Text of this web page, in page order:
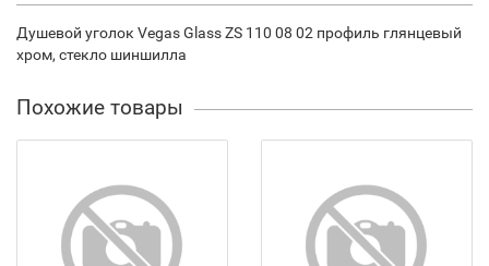
Душевой уголок Vegas Glass ZS 110 08 02 профиль глянцевый
хром, стекло шиншилла
Похожие товары